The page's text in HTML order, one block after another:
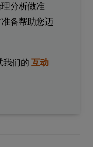
分析做准
备帮助您迈
我们的 互动